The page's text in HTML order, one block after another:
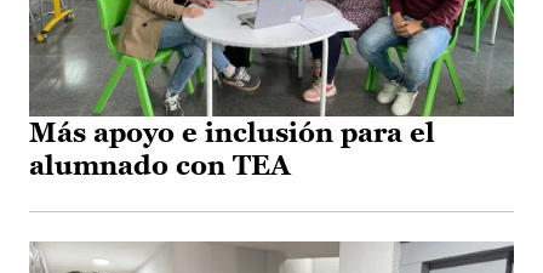
Más apoyo e inclusión para el
alumnado con TEA